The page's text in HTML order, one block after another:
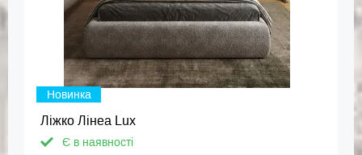
Новинка
Ліжко Лінеа Lux
Є в наявності